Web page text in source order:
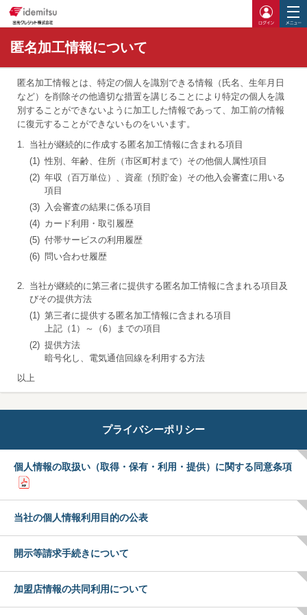
ログイ
匿名加工情報について
匿名加工情報とは、特定の個人を識別できる情報（氏名、生年月日
など）を削除その他適切な措置を講じることにより特定の個人を識
別することができないように加工した情報であって、加工前の情報
に復元することができないものをいいます。
1. 当社が継続的に作成する匿名加工情報に含まれる項目
(1) 性別、年齢、住所（市区町村まで）その他個人属性項目
(2) 年収（百万単位）、資産（預貯金）その他入会審査に用いる
項目
(3) 入会審査の結果に係る項目
(4) カード利用・取引履歴
(5) 付帯サービスの利用履歴
(6) 問い合わせ履歴
2. 当社が継続的に第三者に提供する匿名加工情報に含まれる項目及
びその提供方法
(1) 第三者に提供する匿名加工情報に含まれる項目
上記（1）～（6）までの項目
(2) 提供方法
暗号化し、電気通信回線を利用する方法
以上
プライバシーポリシー
個人情報の取扱い（取得・保有・利用・提供）に関する同意条項
当社の個人情報利用目的の公表
開示等請求手続きについて
加盟店情報の共同利用について